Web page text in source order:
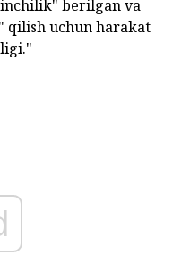
berilgan va
qilish uchun harakat